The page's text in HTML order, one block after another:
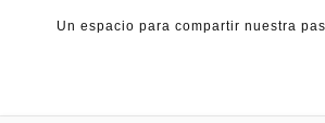
Un espacio para compartir nuestra